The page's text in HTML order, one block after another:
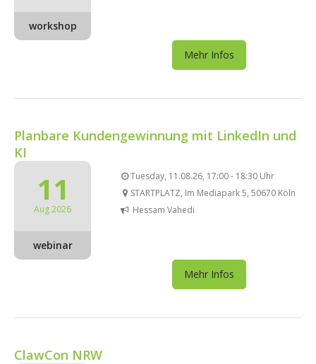
workshop
Mehr Infos
Planbare Kundengewinnung mit LinkedIn und
KI
11
Aug 2026
webinar
Tuesday, 11.08.26, 17:00 - 18:30 Uhr
STARTPLATZ, Im Mediapark 5, 50670 Köln
Hessam Vahedi
Mehr Infos
ClawCon NRW